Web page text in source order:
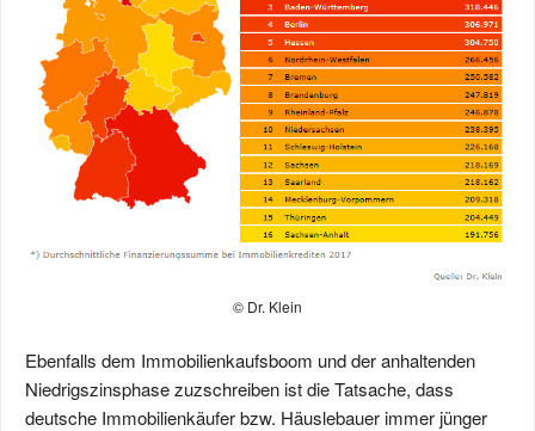
© Dr. Klein
Ebenfalls dem Immobilienkaufsboom und der anhaltenden
Niedrigszinsphase zuzschreiben ist die Tatsache, dass
deutsche Immobilienkäufer bzw. Häuslebauer immer jünger